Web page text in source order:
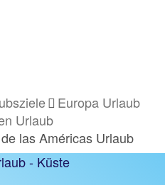
Europa Urlaub
Urlaub
las Américas Urlaub